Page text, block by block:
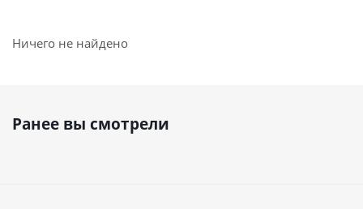
Ничего не найдено
Ранее вы смотрели